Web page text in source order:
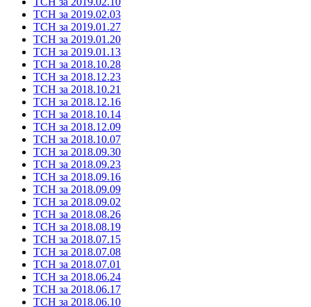
ТСН за 2019.02.03
ТСН за 2019.01.27
ТСН за 2019.01.20
ТСН за 2019.01.13
ТСН за 2018.10.28
ТСН за 2018.12.23
ТСН за 2018.10.21
ТСН за 2018.12.16
ТСН за 2018.10.14
ТСН за 2018.12.09
ТСН за 2018.10.07
ТСН за 2018.09.30
ТСН за 2018.09.23
ТСН за 2018.09.16
ТСН за 2018.09.09
ТСН за 2018.09.02
ТСН за 2018.08.26
ТСН за 2018.08.19
ТСН за 2018.07.15
ТСН за 2018.07.08
ТСН за 2018.07.01
ТСН за 2018.06.24
ТСН за 2018.06.17
ТСН за 2018.06.10